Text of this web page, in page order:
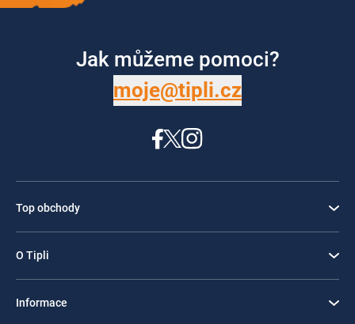
Jak můžeme pomoci?
moje@tipli.cz
Top obchody
O Tipli
Informace